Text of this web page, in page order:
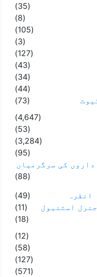
(35)
(8)
(105)
(3)
(127)
(43)
(34)
(44)
(73)
(4,647)
(53)
(3,284)
(95)
کی سرگرمیاں
(88)
(49)
استنبول
(11)
(18)
(12)
(58)
(127)
(571)